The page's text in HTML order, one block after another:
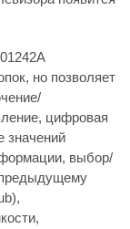
но позволяет
цифровая
значений
выбор/
предыдущему